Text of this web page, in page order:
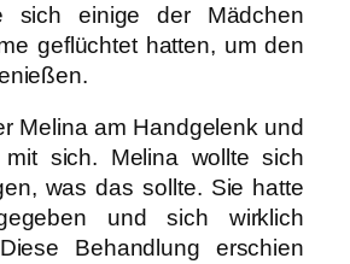
sich einige der Mädchen
geflüchtet hatten, um den
Melina am Handgelenk und
sich. Melina wollte sich
was das sollte. Sie hatte
und sich wirklich
Behandlung erschien